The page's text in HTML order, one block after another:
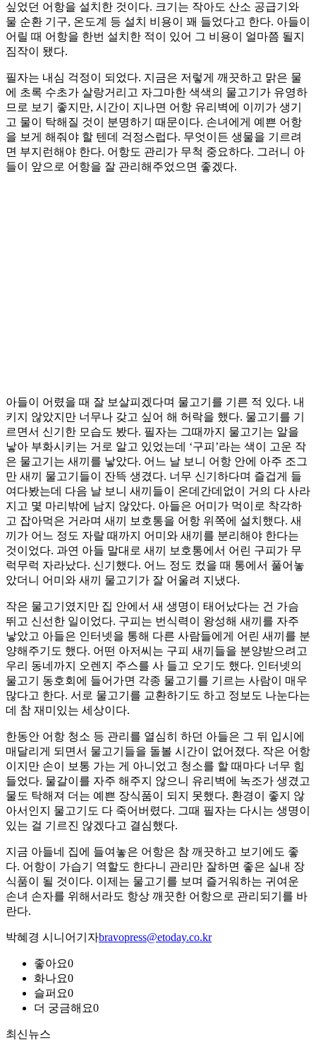
싶었던 어항을 설치한 것이다. 크기는 작아도 산소 공급기와
물 순환 기구, 온도계 등 설치 비용이 꽤 들었다고 한다. 아들이
어릴 때 어항을 한번 설치한 적이 있어 그 비용이 얼마쯤 될지
짐작이 됐다.
필자는 내심 걱정이 되었다. 지금은 저렇게 깨끗하고 맑은 물
에 초록 수초가 살랑거리고 자그마한 색색의 물고기가 유영하
므로 보기 좋지만, 시간이 지나면 어항 유리벽에 이끼가 생기
고 물이 탁해질 것이 분명하기 때문이다. 손녀에게 예쁜 어항
을 보게 해줘야 할 텐데 걱정스럽다. 무엇이든 생물을 기르려
면 부지런해야 한다. 어항도 관리가 무척 중요하다. 그러니 아
들이 앞으로 어항을 잘 관리해주었으면 좋겠다.
아들이 어렸을 때 잘 보살피겠다며 물고기를 기른 적 있다. 내
키지 않았지만 너무나 갖고 싶어 해 허락을 했다. 물고기를 기
르면서 신기한 모습도 봤다. 필자는 그때까지 물고기는 알을
낳아 부화시키는 거로 알고 있었는데 ‘구피’라는 색이 고운 작
은 물고기는 새끼를 낳았다. 어느 날 보니 어항 안에 아주 조그
만 새끼 물고기들이 잔뜩 생겼다. 너무 신기하다며 즐겁게 들
여다봤는데 다음 날 보니 새끼들이 온데간데없이 거의 다 사라
지고 몇 마리밖에 남지 않았다. 아들은 어미가 먹이로 착각하
고 잡아먹은 거라며 새끼 보호통을 어항 위쪽에 설치했다. 새
끼가 어느 정도 자랄 때까지 어미와 새끼를 분리해야 한다는
것이었다. 과연 아들 말대로 새끼 보호통에서 어린 구피가 무
럭무럭 자라났다. 신기했다. 어느 정도 컸을 때 통에서 풀어놓
았더니 어미와 새끼 물고기가 잘 어울려 지냈다.
작은 물고기였지만 집 안에서 새 생명이 태어났다는 건 가슴
뛰고 신선한 일이었다. 구피는 번식력이 왕성해 새끼를 자주
낳았고 아들은 인터넷을 통해 다른 사람들에게 어린 새끼를 분
양해주기도 했다. 어떤 아저씨는 구피 새끼들을 분양받으려고
우리 동네까지 오렌지 주스를 사 들고 오기도 했다. 인터넷의
물고기 동호회에 들어가면 각종 물고기를 기르는 사람이 매우
많다고 한다. 서로 물고기를 교환하기도 하고 정보도 나눈다는
데 참 재미있는 세상이다.
한동안 어항 청소 등 관리를 열심히 하던 아들은 그 뒤 입시에
매달리게 되면서 물고기들을 돌볼 시간이 없어졌다. 작은 어항
이지만 손이 보통 가는 게 아니었고 청소를 할 때마다 너무 힘
들었다. 물갈이를 자주 해주지 않으니 유리벽에 녹조가 생겼고
물도 탁해져 더는 예쁜 장식품이 되지 못했다. 환경이 좋지 않
아서인지 물고기도 다 죽어버렸다. 그때 필자는 다시는 생명이
있는 걸 기르진 않겠다고 결심했다.
지금 아들네 집에 들여놓은 어항은 참 깨끗하고 보기에도 좋
다. 어항이 가습기 역할도 한다니 관리만 잘하면 좋은 실내 장
식품이 될 것이다. 이제는 물고기를 보며 즐거워하는 귀여운
손녀 손자를 위해서라도 항상 깨끗한 어항으로 관리되기를 바
란다.
박혜경 시니어기자bravopress@etoday.co.kr
좋아요0
화나요0
슬퍼요0
더 궁금해요0
최신뉴스